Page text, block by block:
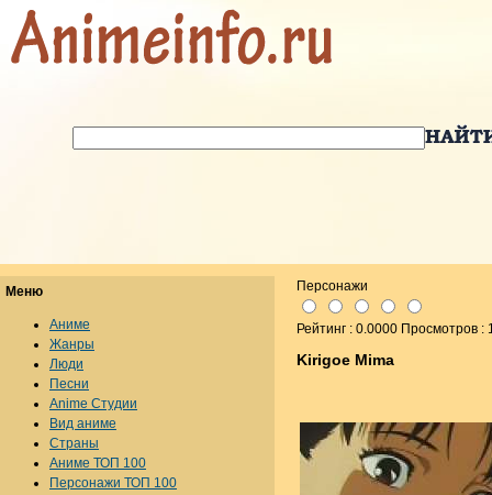
Персонажи
Рейтинг : 0.0000 Просмотров :
Kirigoe Mima
Меню
Аниме
Жанры
Люди
Песни
Anime Студии
Вид аниме
Страны
Аниме ТОП 100
Персонажи ТОП 100